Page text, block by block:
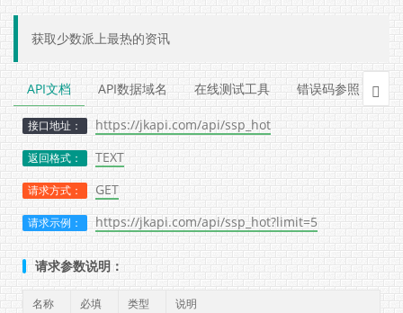
获取少数派上最热的资讯
API文档 API数据域名 在线测试工具 错误码参照 
接口地址： https://jkapi.com/api/ssp_hot
返回格式： TEXT
请求方式： GET
请求示例： https://jkapi.com/api/ssp_hot?limit=5
请求参数说明：
名称 必填 类型
说明